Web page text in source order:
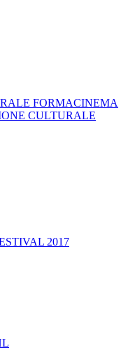
FORMACINEMA
CULTURALE
2017